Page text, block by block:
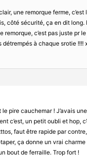
une remorque ferme,
côté sécurité, ça en dit
remorque, c’est pas juste pr
à chaque srotie !!!!
pire cauchemar ! J’avais
c’est, un petit oubli et hop,
faut être rapide par
ça donne un vrai
bout de ferraille. Trop fort !